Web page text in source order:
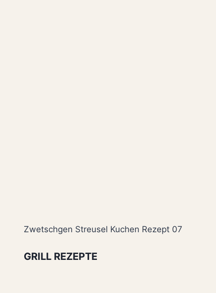
Zwetschgen Streusel Kuchen Rezept 07
GRILL REZEPTE